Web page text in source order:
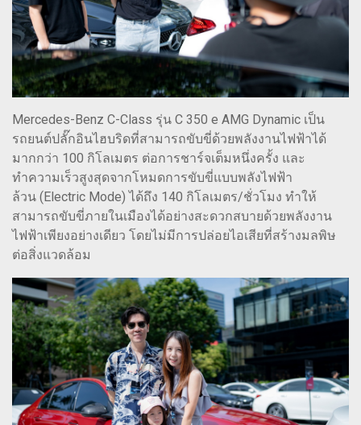
Mercedes-Benz C-Class รุ่น C 350 e AMG Dynamic เป็น
รถยนต์ปลั๊กอินไฮบริดที่สามารถขับขี่ด้วยพลังงานไฟฟ้าได้
มากกว่า 100 กิโลเมตร ต่อการชาร์จเต็มหนึ่งครั้ง และ
ทำความเร็วสูงสุดจากโหมดการขับขี่แบบพลังไฟฟ้า
ล้วน (Electric Mode) ได้ถึง 140 กิโลเมตร/ชั่วโมง ทำให้
สามารถขับขี่ภายในเมืองได้อย่างสะดวกสบายด้วยพลังงาน
ไฟฟ้าเพียงอย่างเดียว โดยไม่มีการปล่อยไอเสียที่สร้างมลพิษ
ต่อสิ่งแวดล้อม